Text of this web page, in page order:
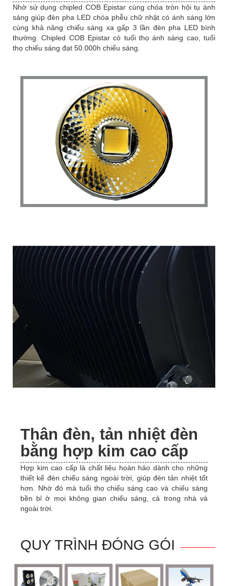
Nhờ sử dụng chipled COB Epistar cùng chóa tròn hội tụ ánh
sáng giúp đèn pha LED chóa phễu chữ nhật có ánh sáng lớn
cùng khả năng chiếu sáng xa gấp 3 lần đèn pha LED bình
thường. Chipled COB Epistar có tuổi thọ ánh sáng cao, tuổi
thọ chiếu sáng đạt 50.000h chiếu sáng.
Thân đèn, tản nhiệt đèn
bằng hợp kim cao cấp
Hợp kim cao cấp là chất liệu hoàn hảo dành cho những
thiết kế đèn chiếu sáng ngoài trời, giúp đèn tản nhiệt tốt
hơn. Nhờ đó mà tuổi thọ chiếu sáng cao và chiếu sáng
bền bỉ ở mọi không gian chiếu sáng, cả trong nhà và
ngoài trời.
QUY TRÌNH ĐÓNG GÓI